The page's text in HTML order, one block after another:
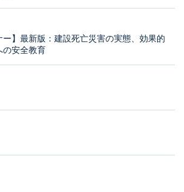
ー】最新版：建設死亡災害の実態、効果的
の安全教育